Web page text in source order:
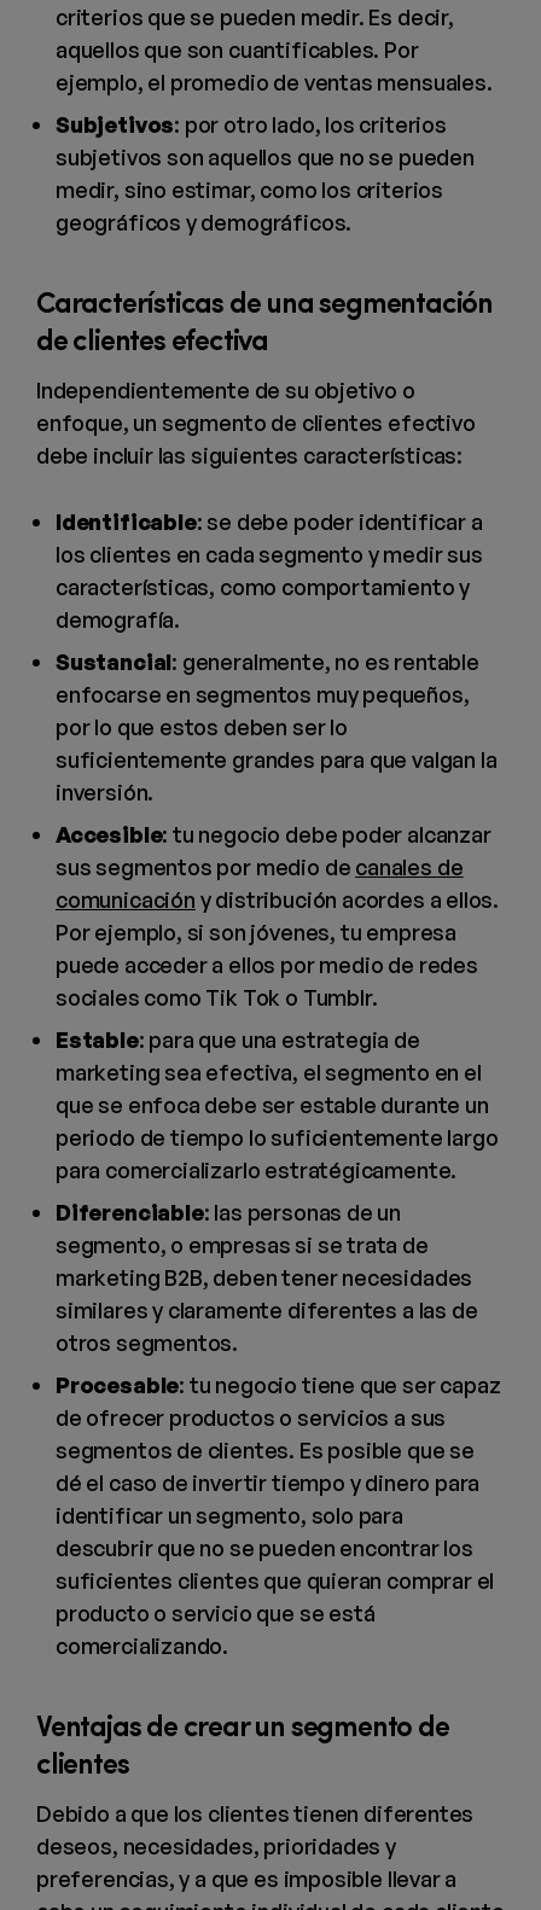
criterios que se pueden medir. Es decir,
aquellos que son cuantificables. Por
ejemplo, el promedio de ventas mensuales.
Subjetivos: por otro lado, los criterios
subjetivos son aquellos que no se pueden
medir, sino estimar, como los criterios
geográficos y demográficos.
Características de una segmentación
de clientes efectiva
Independientemente de su objetivo o
enfoque, un segmento de clientes efectivo
debe incluir las siguientes características:
Identificable: se debe poder identificar a
los clientes en cada segmento y medir sus
características, como comportamiento y
demografía.
Sustancial: generalmente, no es rentable
enfocarse en segmentos muy pequeños,
por lo que estos deben ser lo
suficientemente grandes para que valgan la
inversión.
Accesible: tu negocio debe poder alcanzar
sus segmentos por medio de canales de
comunicación y distribución acordes a ellos.
Por ejemplo, si son jóvenes, tu empresa
puede acceder a ellos por medio de redes
sociales como Tik Tok o Tumblr.
Estable: para que una estrategia de
marketing sea efectiva, el segmento en el
que se enfoca debe ser estable durante un
periodo de tiempo lo suficientemente largo
para comercializarlo estratégicamente.
Diferenciable: las personas de un
segmento, o empresas si se trata de
marketing B2B, deben tener necesidades
similares y claramente diferentes a las de
otros segmentos.
Procesable: tu negocio tiene que ser capaz
de ofrecer productos o servicios a sus
segmentos de clientes. Es posible que se
dé el caso de invertir tiempo y dinero para
identificar un segmento, solo para
descubrir que no se pueden encontrar los
suficientes clientes que quieran comprar el
producto o servicio que se está
comercializando.
Ventajas de crear un segmento de
clientes
Debido a que los clientes tienen diferentes
deseos, necesidades, prioridades y
preferencias, y a que es imposible llevar a